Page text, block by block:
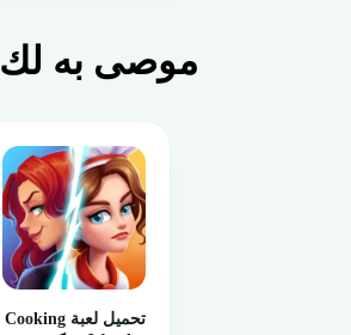
موصى به لك
تحميل لعبة Cooking